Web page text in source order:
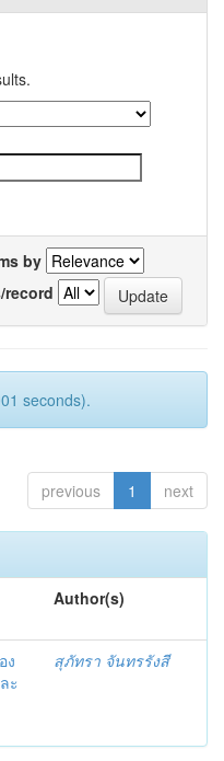
by
seconds).
previous 1 next
Author(s)
ง
ะ
สุภัทรา จันทรรังสี